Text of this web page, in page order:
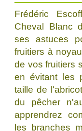
Frédéric
Cheval Blanc
ses astuces
fruitiers à
de vos fruitiers
en évitant les
taille de
du pêcher
apprendrez
les branches